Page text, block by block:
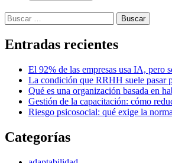
Buscar:
Entradas recientes
El 92% de las empresas usa IA, pero
La condición que RRHH suele pasar
Qué es una organización basada en
Gestión de la capacitación: cómo
Riesgo psicosocial: qué exige la
Categorías